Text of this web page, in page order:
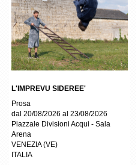
L'IMPREVU SIDEREE'
Prosa
dal 20/08/2026 al 23/08/2026
Piazzale Divisioni Acqui - Sala
Arena
VENEZIA(VE)
ITALIA